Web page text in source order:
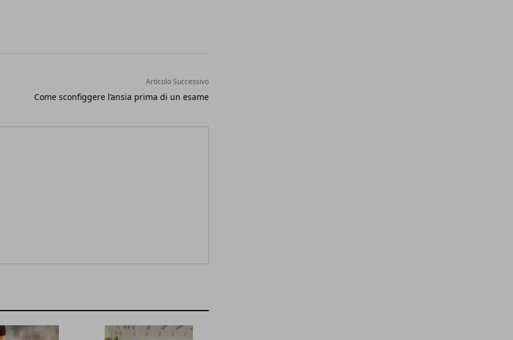
Articolo Successivo
Come sconfiggere l’ansia prima di un esame